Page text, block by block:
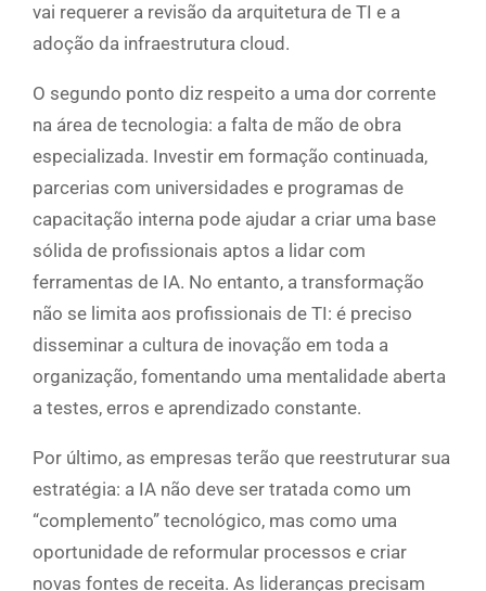
vai requerer a revisão da arquitetura de TI e a
adoção da infraestrutura cloud.
O segundo ponto diz respeito a uma dor corrente
na área de tecnologia: a falta de mão de obra
especializada. Investir em formação continuada,
parcerias com universidades e programas de
capacitação interna pode ajudar a criar uma base
sólida de profissionais aptos a lidar com
ferramentas de IA. No entanto, a transformação
não se limita aos profissionais de TI: é preciso
disseminar a cultura de inovação em toda a
organização, fomentando uma mentalidade aberta
a testes, erros e aprendizado constante.
Por último, as empresas terão que reestruturar sua
estratégia: a IA não deve ser tratada como um
“complemento” tecnológico, mas como uma
oportunidade de reformular processos e criar
novas fontes de receita. As lideranças precisam